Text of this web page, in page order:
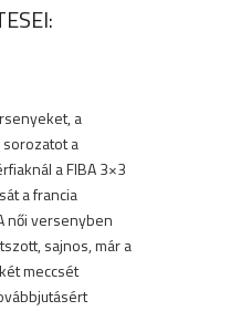
a
sorozatot a
a FIBA 3×3
a francia
női versenyben
sajnos, már a
meccsét